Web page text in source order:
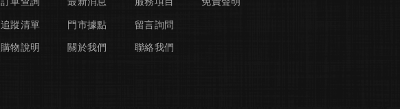
追蹤清單
購物說明
門市據點
關於我們
留言詢問
聯絡我們